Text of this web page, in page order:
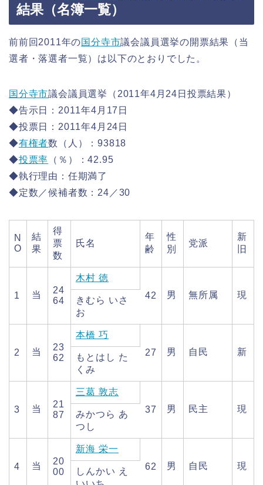
結果（名簿一覧）
前前回2011年の国分寺市議会議員選挙の開票結果（当
選者・落選者一覧）は以下のとおりでした。
国分寺市議会議員選挙（2011年4月24日投票結果）
◆告示日：2011年4月17日
◆投票日：2011年4月24日
◆有権者数（人）：93818
◆投票率 （％）：42.95
◆執行理由：任期満了
◆定数／候補者数：24／30
N
O
結
果
得
票
数
氏名
年
齢
性
別
党派
新
旧
1 当
24
64
木村 徳
42
男 無所属 現
きむら いさ
お
2 当
23
62
本橋 巧
27
男 自民 新
もとはし た
くみ
3 当
21
87
三葛 敦志
37
男 民主 現
みかつら あ
つし
4 当
20
00
新海 栄一
62
男 自民 現
しんかい え